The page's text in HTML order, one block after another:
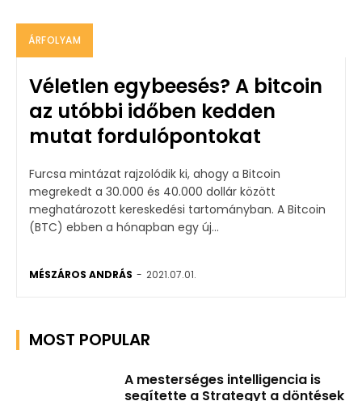
ÁRFOLYAM
Véletlen egybeesés? A bitcoin
az utóbbi időben kedden
mutat fordulópontokat
Furcsa mintázat rajzolódik ki, ahogy a Bitcoin
megrekedt a 30.000 és 40.000 dollár között
meghatározott kereskedési tartományban. A Bitcoin
(BTC) ebben a hónapban egy új...
MÉSZÁROS ANDRÁS - 2021.07.01.
MOST POPULAR
A mesterséges intelligencia is
segítette a Strategyt a döntések